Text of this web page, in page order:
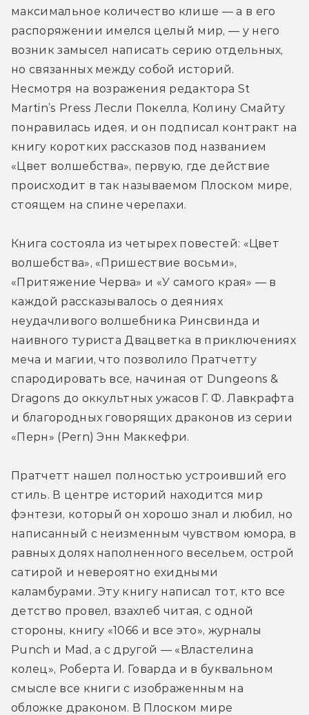
максимальное количество клише — а в его
распоряжении имелся целый мир, — у него
возник замысел написать серию отдельных,
но связанных между собой историй.
Несмотря на возражения редактора St
Martin’s Press Лесли Покелла, Колину Смайту
понравилась идея, и он подписал контракт на
книгу коротких рассказов под названием
«Цвет волшебства», первую, где действие
происходит в так называемом Плоском мире,
стоящем на спине черепахи.
Книга состояла из четырех повестей: «Цвет
волшебства», «Пришествие восьми»,
«Притяжение Черва» и «У самого края» — в
каждой рассказывалось о деяниях
неудачливого волшебника Ринсвинда и
наивного туриста Двацветка в приключениях
меча и магии, что позволило Пратчетту
спародировать все, начиная от Dungeons &
Dragons до оккультных ужасов Г. Ф. Лавкрафта
и благородных говорящих драконов из серии
«Перн» (Pern) Энн Маккефри.
Пратчетт нашел полностью устроивший его
стиль. В центре историй находится мир
фэнтези, который он хорошо знал и любил, но
написанный с неизменным чувством юмора, в
равных долях наполненного весельем, острой
сатирой и невероятно ехидными
каламбурами. Эту книгу написал тот, кто все
детство провел, взахлеб читая, с одной
стороны, книгу «1066 и все это», журналы
Punch и Mad, а с другой — «Властелина
колец», Роберта И. Говарда и в буквальном
смысле все книги с изображенным на
обложке драконом. В Плоском мире